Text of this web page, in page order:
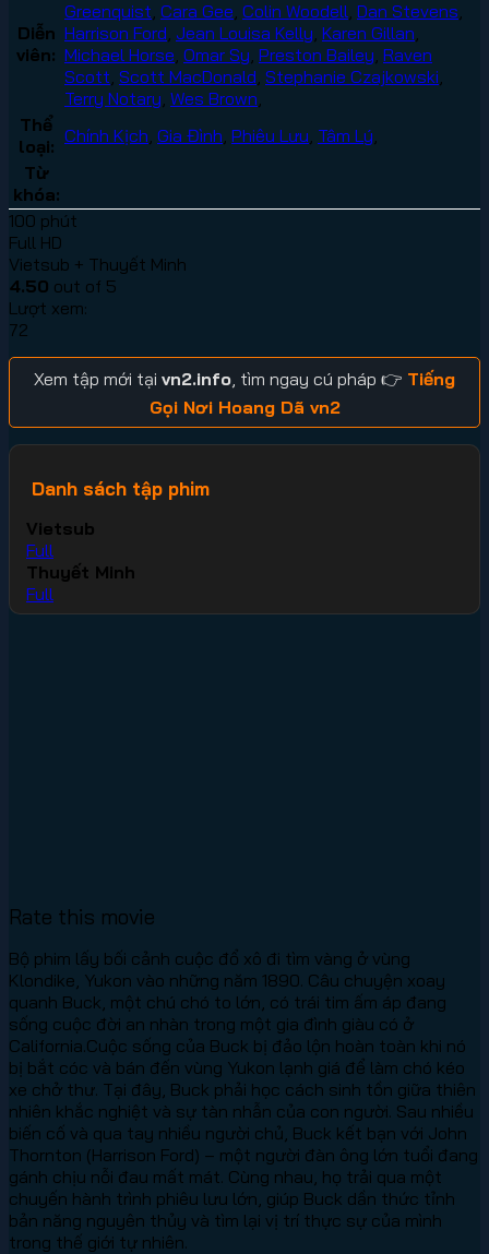
Diễn
viên:
Greenquist Cara Gee Colin Woodell Dan Stevens
Harrison Ford Jean Louisa Kelly Karen Gillan
Michael Horse Omar Sy Preston Bailey Raven
Scott Scott MacDonald Stephanie Czajkowski
Terry Notary Wes Brown
Thể
loại: Chính Kịch Gia Đình Phiêu Lưu Tâm Lý
Từ
khóa:
100 phút
Full HD
Vietsub + Thuyết Minh
4.50 out of 5
Lượt xem:
72
Xem tập mới tại vn2.info , tìm ngay cú pháp 👉 Tiếng
Gọi Nơi Hoang Dã vn2
Danh sách tập phim
Vietsub
Full
Thuyết Minh
Full
Rate this movie
Bộ phim lấy bối cảnh cuộc đổ xô đi tìm vàng ở vùng
Klondike, Yukon vào những năm 1890. Câu chuyện xoay
quanh Buck, một chú chó to lớn, có trái tim ấm áp đang
sống cuộc đời an nhàn trong một gia đình giàu có ở
California.Cuộc sống của Buck bị đảo lộn hoàn toàn khi nó
bị bắt cóc và bán đến vùng Yukon lạnh giá để làm chó kéo
xe chở thư. Tại đây, Buck phải học cách sinh tồn giữa thiên
nhiên khắc nghiệt và sự tàn nhẫn của con người. Sau nhiều
biến cố và qua tay nhiều người chủ, Buck kết bạn với John
Thornton (Harrison Ford) – một người đàn ông lớn tuổi đang
gánh chịu nỗi đau mất mát. Cùng nhau, họ trải qua một
chuyến hành trình phiêu lưu lớn, giúp Buck dần thức tỉnh
bản năng nguyên thủy và tìm lại vị trí thực sự của mình
trong thế giới tự nhiên.